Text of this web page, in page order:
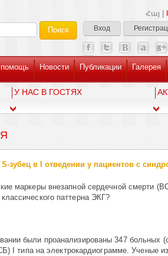
Հայ
Вход
Новости Публикации Галерея
У НАС В ГОСТЯХ
зубец в I отведении у пациентов с
маркеры внезапной сердечной смерти
паттерна ЭКГ?
были проанализированы 347 больных
I типа на электрокардиограмме. Ученые